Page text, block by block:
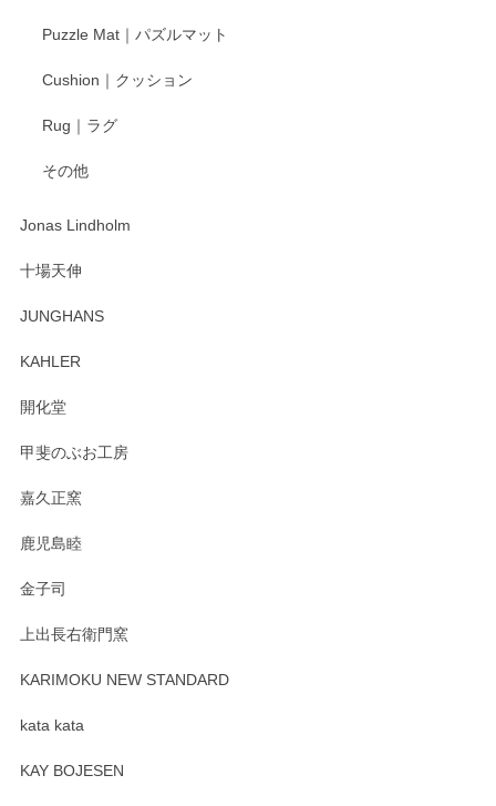
Puzzle Mat｜パズルマット
Cushion｜クッション
Rug｜ラグ
その他
Jonas Lindholm
十場天伸
JUNGHANS
KAHLER
開化堂
甲斐のぶお工房
嘉久正窯
鹿児島睦
金子司
上出長右衛門窯
KARIMOKU NEW STANDARD
kata kata
KAY BOJESEN